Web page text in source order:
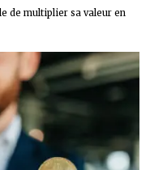
de multiplier sa valeur en